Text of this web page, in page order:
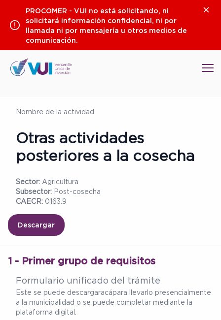
contenido
PROCOMER - VUI no está solicitando, ni
solicitará información confidencial, ni por
llamada ni por mensajería u otros medios de
comunicación.
Nombre de la actividad
Otras actividades
posteriores a la cosecha
Sector: Agricultura
Subsector: Post-cosecha
CAECR: 0163.9
Descargar
1 - Primer grupo de requisitos
Formulario unificado del trámite
Este se puede descargaracápara llevarlo presencialmente
a la municipalidad o se puede completar mediante la
plataforma digital.